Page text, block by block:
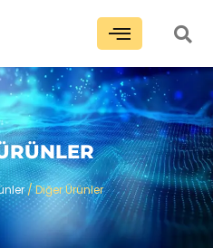
/ Diğer Ürünler